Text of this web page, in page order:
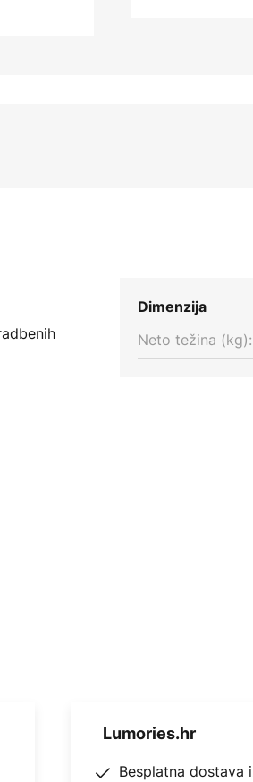
Dimenzija
Neto težina (kg):
Lumories.hr
Besplatna dostava